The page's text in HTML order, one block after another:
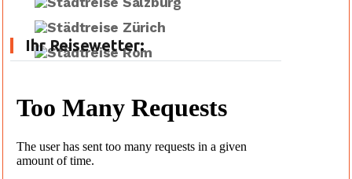
Ihr Reisewetter: